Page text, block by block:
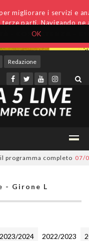
OK
migliorare i servizi e
parti. Navigando
Redazione
completo 07/08/
- Girone L
2023/2024 2022/2023